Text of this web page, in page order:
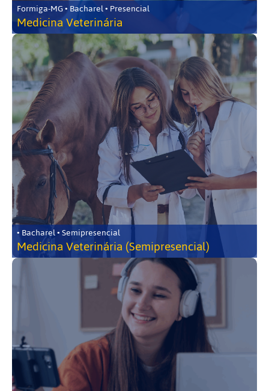
Formiga-MG • Bacharel • Presencial
Medicina Veterinária
• Bacharel • Semipresencial
Medicina Veterinária (Semipresencial)